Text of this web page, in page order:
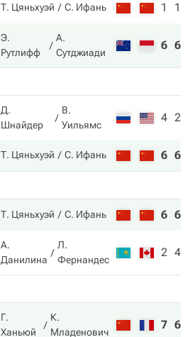
Т. Цяньхуэй С. Ифань 1 1
Э.
Рутлифф
А.
Сутджиади
6 6
Д.
Шнайдер
В.
Уильямс
4 2
Т. Цяньхуэй С. Ифань 6 6
Т. Цяньхуэй С. Ифань 6 6
А.
Данилина
Л.
Фернандес
2 4
Г.
Ханьюй
К.
Младенович
7 6